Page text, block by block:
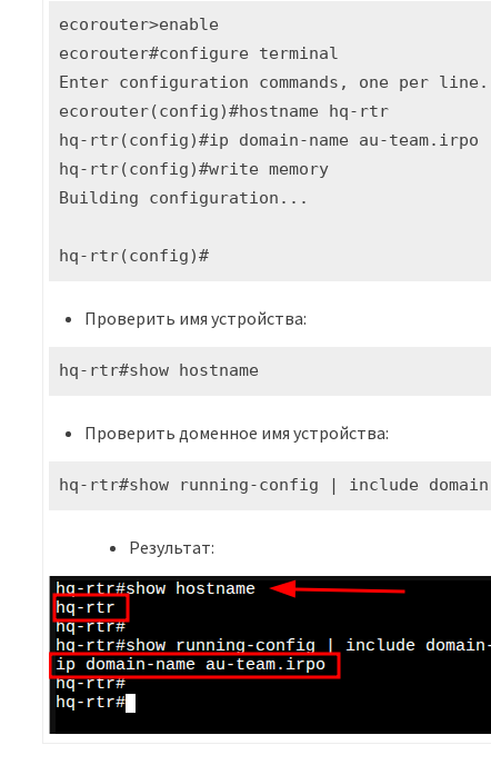
ecorouter>enable
ecorouter#configure terminal
Enter configuration commands, one per line.
ecorouter(config)#hostname hq-rtr
hq-rtr(config)#ip domain-name au-team.irpo
hq-rtr(config)#write memory
Building configuration...
hq-rtr(config)#
Проверить имя устройства:
hq-rtr#show hostname
Проверить доменное имя устройства:
hq-rtr#show running-config | include domain-
Результат: